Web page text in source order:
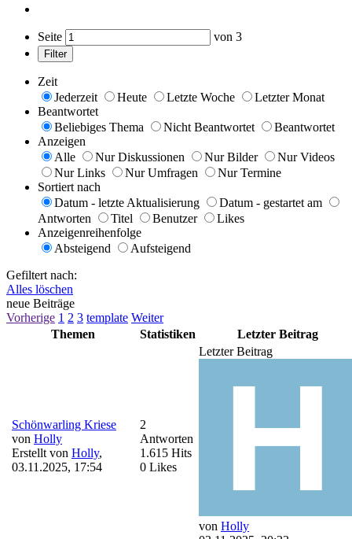
Seite von 3
Filter
Zeit
Jederzeit
Heute Letzte Woche
Letzter Monat
Beantwortet
Beliebiges Thema
Nicht Beantwortet
Beantwortet
Anzeigen
Alle
Nur Diskussionen Nur Bilder
Nur Videos
Nur Links
Nur Umfragen
Nur Termine
Sortiert nach
Datum - letzte Aktualisierung
Datum - gestartet am
Antworten
Titel Benutzer
Likes
Anzeigenreihenfolge
Absteigend
Aufsteigend
Gefiltert nach:
Alles löschen
neue Beiträge
Vorherige 1 2 3 template Weiter
Themen
Statistiken Letzter Beitrag
Schönwarling Kriese
von Holly
Erstellt von Holly,
03.11.2025, 17:54
2
Antworten
1.615 Hits
0 Likes
Letzter Beitrag
von Holly